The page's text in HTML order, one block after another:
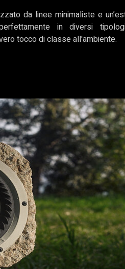
da linee minimaliste e
in diversi
tocco di classe all'ambiente.